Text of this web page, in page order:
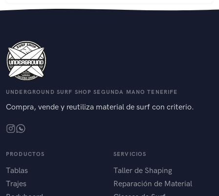
UNDERGROUND SURF SHOP SEGUNDA MANO TENERIFE
Compra, vende y reutiliza material de surf con criterio.
PRODUCTOS
Tablas
Trajes
SERVICIOS
Taller de Shaping
Reparación de Material